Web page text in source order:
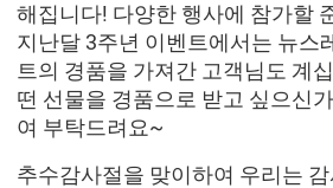
해집니다! 다양한 행사에 참가할
지난달 3주년 이벤트에서는 뉴스
트의 경품을 가져간 고객님도 계
떤 선물을 경품으로 받고 싶으신
여 부탁드려요~
추수감사절을 맞이하여 우리는